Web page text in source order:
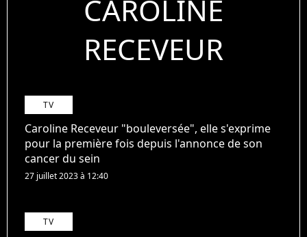
CAROLINE
RECEVEUR
TV
Caroline Receveur "bouleversée", elle s'exprime
pour la première fois depuis l'annonce de son
cancer du sein
27 juillet 2023 à 12:40
TV